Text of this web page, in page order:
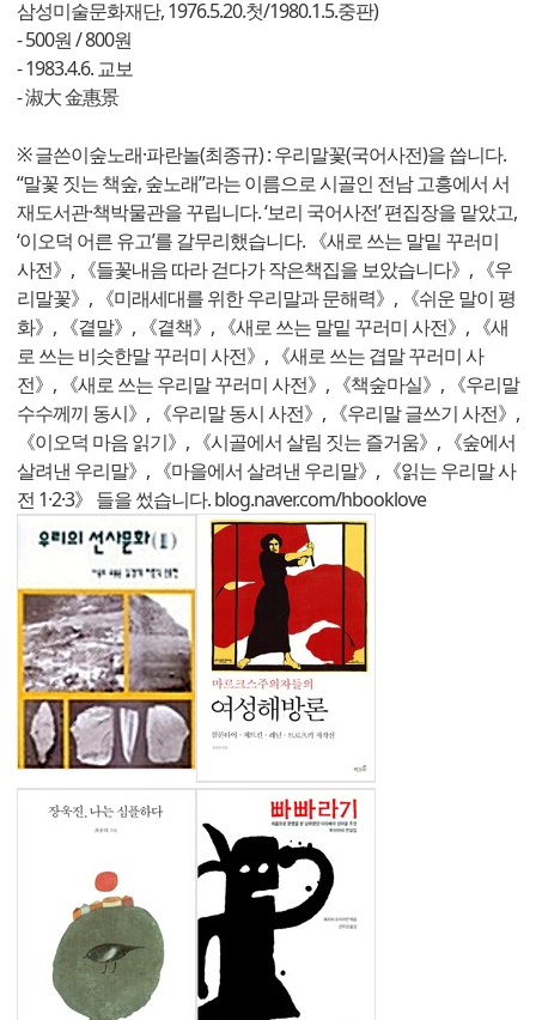
삼성미술문화재단, 1976.5.20.첫/1980.1.5.중판)
- 500원 / 800원
- 1983.4.6. 교보
- 淑大 金惠景
※ 글쓴이숲노래·파란놀(최종규) : 우리말꽃(국어사전)을 씁니다.
“말꽃 짓는 책숲, 숲노래”라는 이름으로 시골인 전남 고흥에서 서
재도서관·책박물관을 꾸립니다. ‘보리 국어사전’ 편집장을 맡았고,
‘이오덕 어른 유고’를 갈무리했습니다. 《새로 쓰는 말밑 꾸러미
사전》, 《들꽃내음 따라 걷다가 작은책집을 보았습니다》, 《우
리말꽃》, 《미래세대를 위한 우리말과 문해력》, 《쉬운 말이 평
화》, 《곁말》, 《곁책》, 《새로 쓰는 말밑 꾸러미 사전》, 《새
로 쓰는 비슷한말 꾸러미 사전》, 《새로 쓰는 겹말 꾸러미 사
전》, 《새로 쓰는 우리말 꾸러미 사전》, 《책숲마실》, 《우리말
수수께끼 동시》, 《우리말 동시 사전》, 《우리말 글쓰기 사전》,
《이오덕 마음 읽기》, 《시골에서 살림 짓는 즐거움》, 《숲에서
살려낸 우리말》, 《마을에서 살려낸 우리말》, 《읽는 우리말 사
전 1·2·3》 들을 썼습니다. blog.naver.com/hbooklove